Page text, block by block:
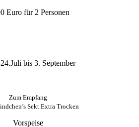
Euro für 2 Personen
bis 3. September
Zum Empfang
Sekt Extra Trocken
Vorspeise